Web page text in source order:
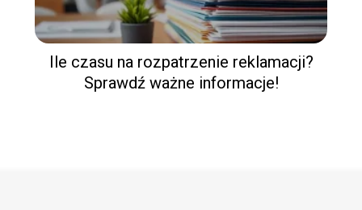
Ile czasu na rozpatrzenie reklamacji?
Sprawdź ważne informacje!